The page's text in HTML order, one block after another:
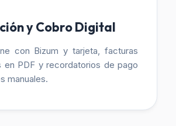
y Cobro Digital
con Bizum y tarjeta, facturas
en PDF y recordatorios de pago
manuales.